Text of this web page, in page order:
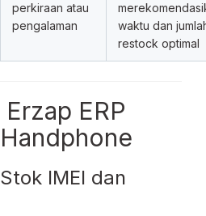
perkiraan atau
pengalaman
waktu dan
restock optimal
ERP
IMEI dan